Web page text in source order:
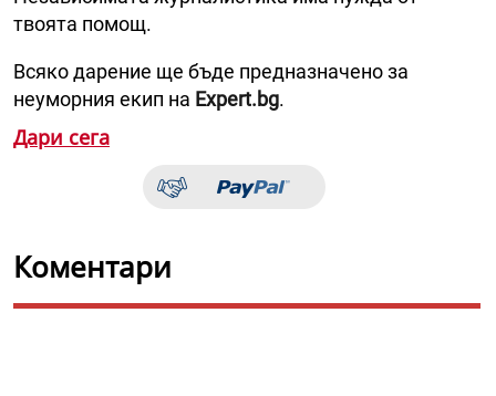
твоята помощ.
Всяко дарение ще бъде предназначено за
неуморния екип на Expert.bg.
Дари сега
Коментари